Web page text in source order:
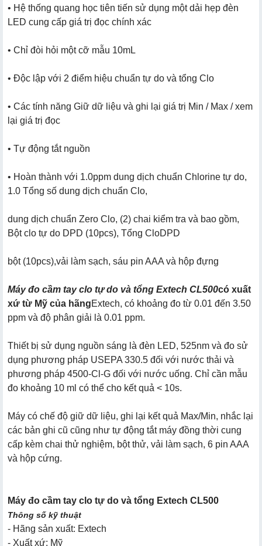
• Hệ thống quang học tiên tiến sử dụng một dải hẹp đèn
LED cung cấp giá trị đọc chính xác
• Chỉ đòi hỏi một cỡ mẫu 10mL
• Độc lập với 2 điểm hiệu chuẩn tự do và tổng Clo
• Các tính năng Giữ dữ liệu và ghi lại giá trị Min / Max / xem
lại giá trị đọc
• Tự động tắt nguồn
• Hoàn thành với 1.0ppm dung dịch chuẩn Chlorine tự do,
1.0 Tổng số dung dịch chuẩn Clo,
dung dịch chuẩn Zero Clo, (2) chai kiểm tra và bao gồm,
Bột clo tự do DPD (10pcs), Tổng CloDPD
bột (10pcs),vải làm sạch, sáu pin AAA và hộp đựng
Máy đo cầm tay clo tự do và tổng Extech CL500có xuất
xứ từ Mỹ của hãngExtech, có khoảng đo từ 0.01 đến 3.50
ppm và độ phân giải là 0.01 ppm.
Thiết bị sử dụng nguồn sáng là đèn LED, 525nm và đo sử
dụng phương pháp USEPA 330.5 đối với nước thải và
phương pháp 4500-Cl-G đối với nước uống. Chỉ cần mẫu
đo khoảng 10 ml có thể cho kết quả < 10s.
Máy có chế độ giữ dữ liệu, ghi lại kết quả Max/Min, nhắc lại
các bản ghi cũ cũng như tự động tắt máy đồng thời cung
cấp kèm chai thử nghiệm, bột thử, vải làm sạch, 6 pin AAA
và hộp cứng.
Máy đo cầm tay clo tự do và tổng Extech CL500
Thông số kỹ thuật
- Hãng sản xuất: Extech
- Xuất xứ: Mỹ